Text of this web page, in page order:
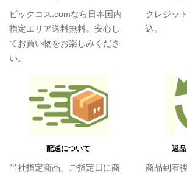
ビックコス.comなら日本国内
指定エリア送料無料。安心し
てお買い物をお楽しみくださ
い。
クレジッ
込。
配送について
当社指定商品、ご指定日に商
返
商品到着